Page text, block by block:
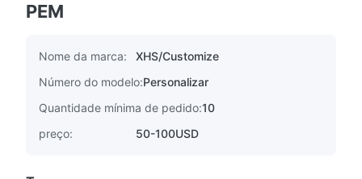
PEM
Nome da marca:
XHS/Customize
Número do modelo:Personalizar
Quantidade mínima de pedido:10
preço:
50-100USD